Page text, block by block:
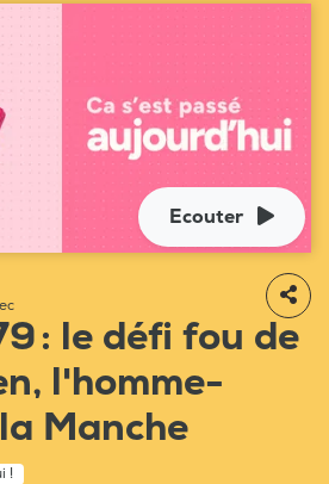
Ecouter
: le défi fou de
l'homme-
Manche
!